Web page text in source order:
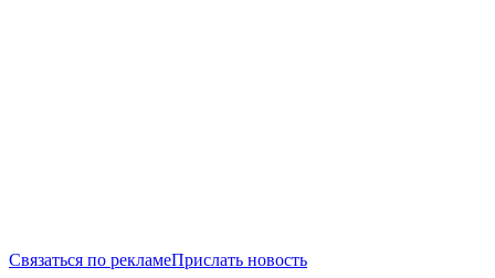
Связаться по рекламеПрислать новость